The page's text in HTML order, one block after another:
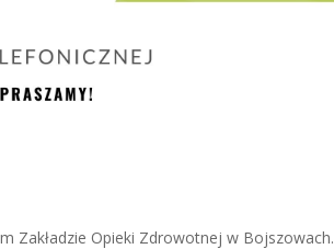
Zakładzie Opieki Zdrowotnej w Bojszowach.